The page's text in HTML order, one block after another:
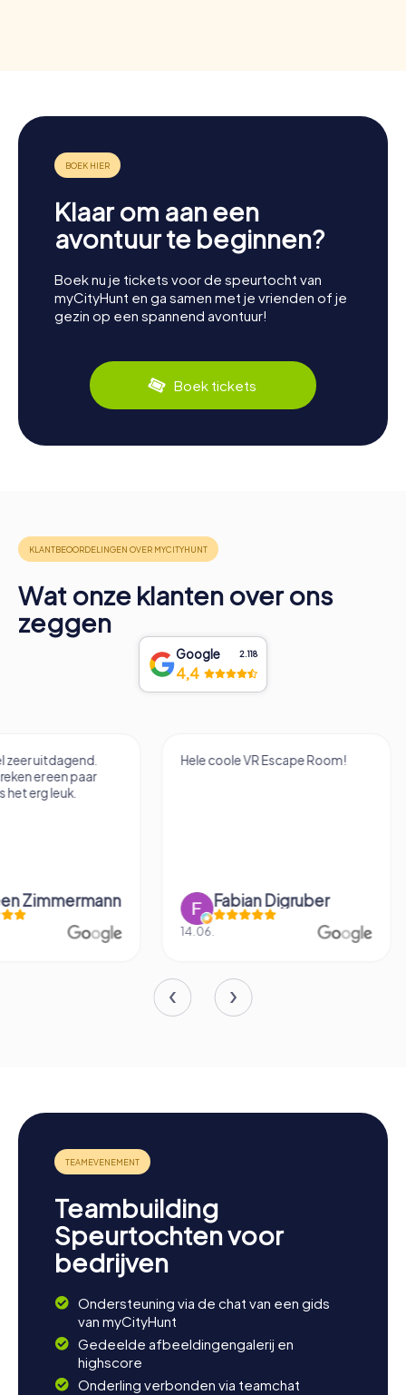
Klaar om aan een
avontuur te beginnen?
Boek nu je tickets voor de speurtocht van
myCityHunt en ga samen met je vrienden of je
gezin op een spannend avontuur!
Boek tickets
Wat onze klanten over ons
zeggen
Google 2.118
4,4
Hele coole VR Escape Room!
Fabian Digruber
14.06.
Het was leuk om
Felix
14.12.
Teambuilding
Speurtochten voor
bedrijven
Ondersteuning via de chat van een gids
van myCityHunt
Gedeelde afbeeldingengalerij en
highscore
Onderling verbonden via teamchat